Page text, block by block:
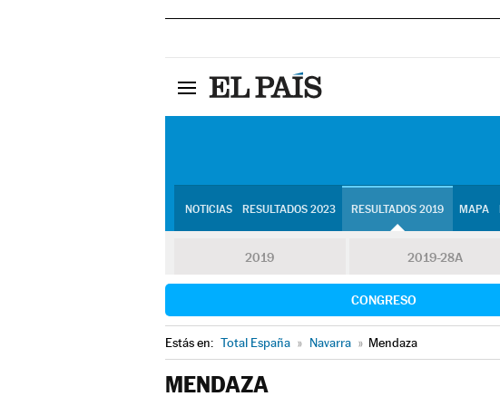
NOTICIAS RESULTADOS 2023 RESULTADOS 2019 MAPA
2019 2019-28A
CONGRESO
Estás en: Total España » Navarra » Mendaza
MENDAZA